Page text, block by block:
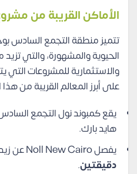
الأماكن القريبة من
تتميز منطقة التجمع السادس
الحيوية والمشهورة، والتي
والاستثمارية للمشروعات التي
على أبرز المعالم القريبة من
يقع كمبوند نول التجمع
هايد بارك.
يفصل Noll New Cairo عن زيد إيست بحوالي
دقيقتين.